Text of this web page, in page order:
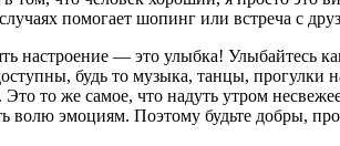
помогает шопинг или встреча с
настроение — это улыбка! Улыбайтесь
будь то музыка, танцы, прогулки
то же самое, что надуть утром
волю эмоциям. Поэтому будьте добры,